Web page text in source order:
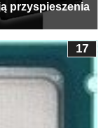
przyspieszenia
17